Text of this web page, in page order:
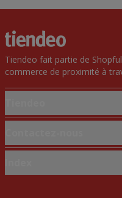
Tiendeo fait partie de
commerce de proximité à
Solutions professionnelles
Magasin mal situé sur la